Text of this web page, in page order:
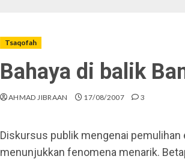
Tsaqofah
Bahaya di balik
AHMAD JIBRAAN 17/08/2007 3
Diskursus publik mengenai
menunjukkan fenomena menarik.